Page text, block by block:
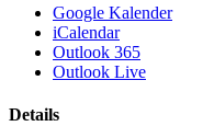
Google Kalender
iCalendar
Outlook 365
Outlook Live
Details